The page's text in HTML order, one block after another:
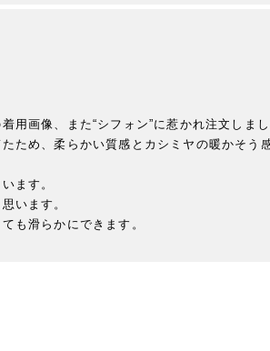
用画像、また“シフォン”に惹かれ注文しまし
ため、柔らかい質感とカシミヤの暖かそう
ます。
います。